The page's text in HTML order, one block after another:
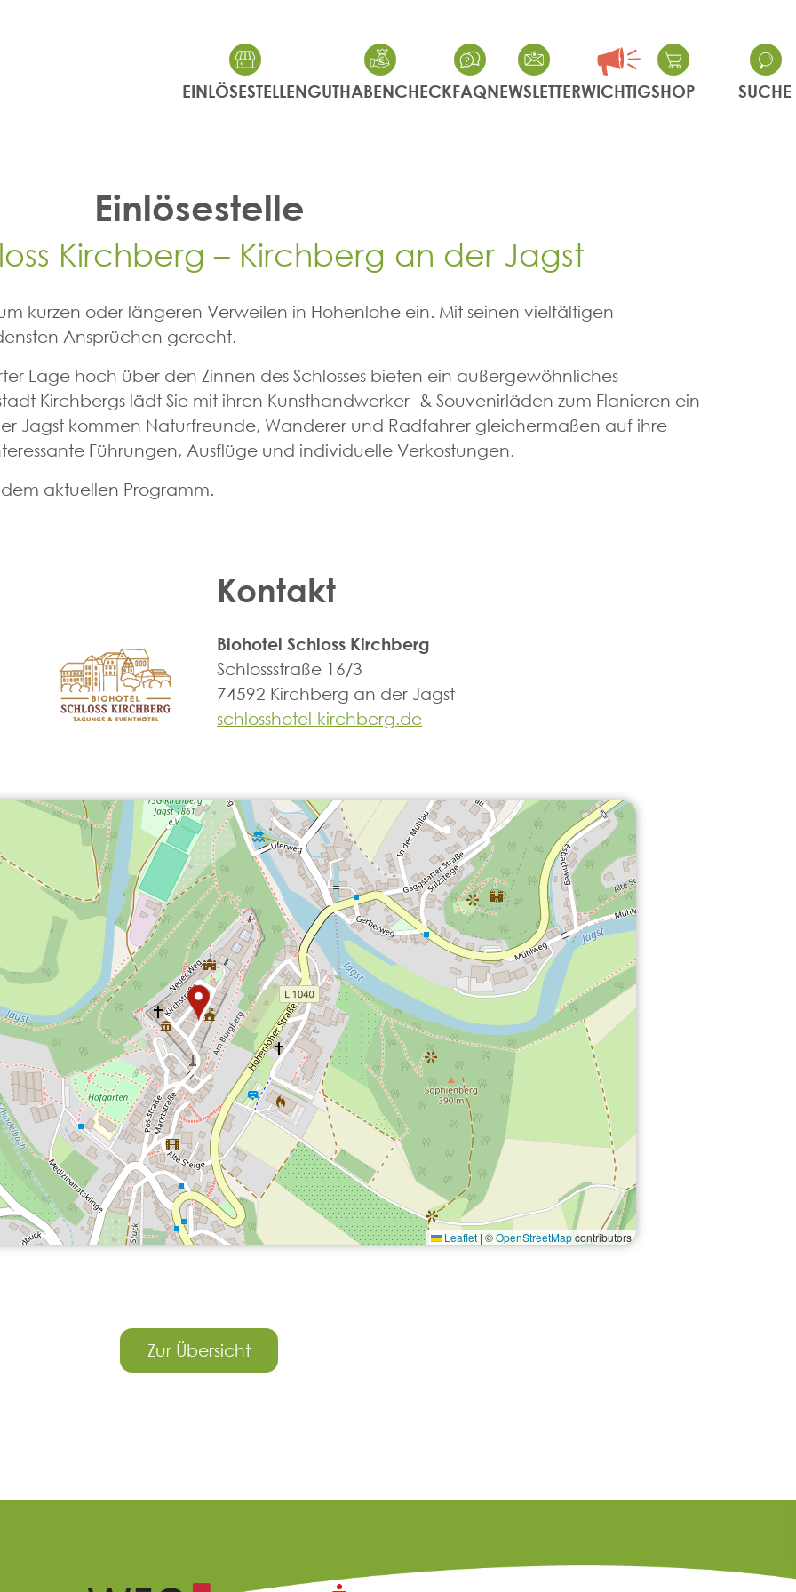
EINLÖSESTELLENGUTHABENCHECKFAQNEWSLETTERWICHTIGSHOP SUCHE
Einlösestelle
Kirchberg – Kirchberg an der Jagst
kurzen oder längeren Verweilen in Hohenlohe ein. Mit seinen vielfältigen
Ansprüchen gerecht.
Lage hoch über den Zinnen des Schlosses bieten ein außergewöhnliches
Kirchbergs lädt Sie mit ihren Kunsthandwerker- & Souvenirläden zum Flanieren ein
Jagst kommen Naturfreunde, Wanderer und Radfahrer gleichermaßen auf ihre
Führungen, Ausflüge und individuelle Verkostungen.
aktuellen Programm.
Kontakt
Biohotel Schloss Kirchberg
Schlossstraße 16/3
74592 Kirchberg an der Jagst
schlosshotel-kirchberg.de
Leaflet | ©OpenStreetMapcontributors
Zur Übersicht